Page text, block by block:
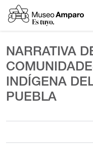
NARRATIVA
INDÍGENA
PUEBLA